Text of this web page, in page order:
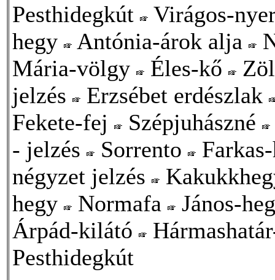
Pesthidegkút
Virágos-
hegy
Antónia-árok alja
Mária-völgy
Éles-kő
jelzés
Erzsébet erdészlak
Fekete-fej
Szépjuhászné
- jelzés
Sorrento
négyzet jelzés
hegy
Normafa
János-
Árpád-kilátó
Pesthidegkút